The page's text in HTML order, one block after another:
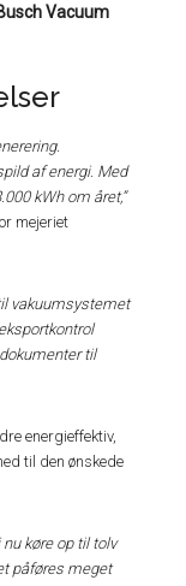
Vacuum
af energi. Med
kWh om året,”
mejeriet
vakuumsystemet
til
energieffektiv,
til den ønskede
køre op til tolv
påføres meget